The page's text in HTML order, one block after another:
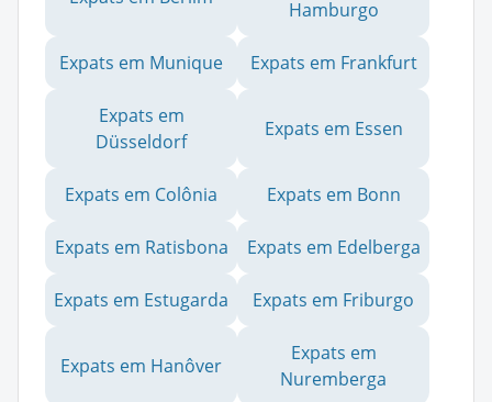
Hamburgo
Expats em Munique Expats em Frankfurt
Expats em
Düsseldorf
Expats em Essen
Expats em Colônia Expats em Bonn
Expats em Ratisbona Expats em Edelberga
Expats em Estugarda Expats em Friburgo
Expats em Hanôver
Expats em
Nuremberga